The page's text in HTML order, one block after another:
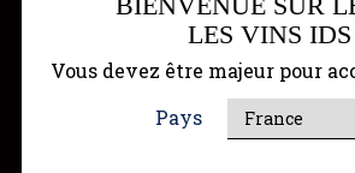
Блок проверки
Проверка на случай 12 бутылок
LES VINS IDS
Vous devez être majeur pour
Pays